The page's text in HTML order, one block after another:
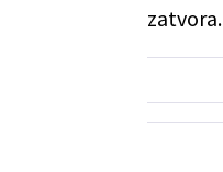
zatvora.